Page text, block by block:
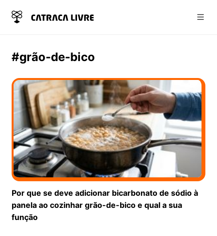
#grão-de-bico
Por que se deve adicionar bicarbonato de sódio à
panela ao cozinhar grão-de-bico e qual a sua
função